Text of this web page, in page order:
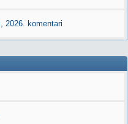
2026. komentari